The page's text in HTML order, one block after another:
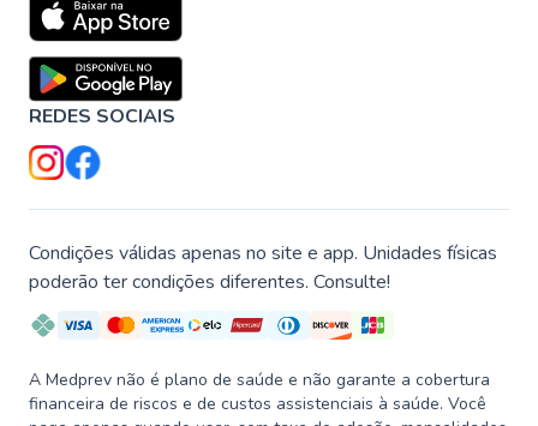
REDES SOCIAIS
Condições válidas apenas no site e app. Unidades físicas
poderão ter condições diferentes. Consulte!
A Medprev não é plano de saúde e não garante a cobertura
financeira de riscos e de custos assistenciais à saúde. Você